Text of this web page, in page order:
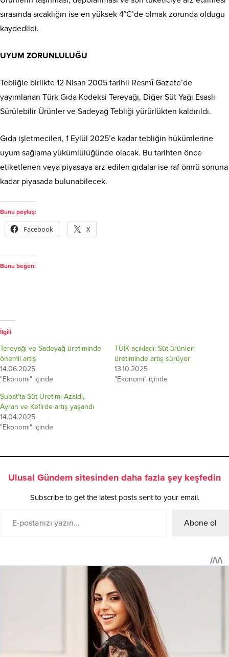
sırasında sıcaklığın ise en yüksek 4°C’de olmak zorunda olduğu
kaydedildi.
UYUM ZORUNLULUĞU
Tebliğle birlikte 12 Nisan 2005 tarihli Resmî Gazete’de
yayımlanan Türk Gıda Kodeksi Tereyağı, Diğer Süt Yağı Esaslı
Sürülebilir Ürünler ve Sadeyağ Tebliği yürürlükten kaldırıldı.
Gıda işletmecileri, 1 Eylül 2025’e kadar tebliğin hükümlerine
uyum sağlama yükümlülüğünde olacak. Bu tarihten önce
etiketlenen veya piyasaya arz edilen gıdalar ise raf ömrü sonuna
kadar piyasada bulunabilecek.
Bunu paylaş:
Facebook X
Bunu beğen:
İlgili
Tereyağı ve Sadeyağ üretiminde
önemli artış
14.06.2025
"Ekonomi" içinde
TÜİK açıkladı: Süt ürünleri
üretiminde artış sürüyor
13.10.2025
"Ekonomi" içinde
Şubat’ta Süt Üretimi Azaldı,
Ayran ve Kefirde artış yaşandı
14.04.2025
"Ekonomi" içinde
Ulusal Gündem sitesinden daha fazla şey keşfedin
Subscribe to get the latest posts sent to your email.
Abone ol